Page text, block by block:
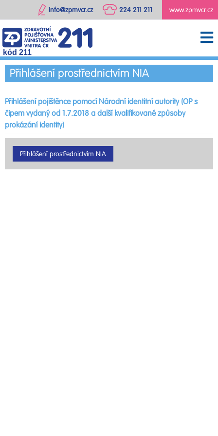
www.zpmvcr.cz
224 211 211
info@zpmvcr.cz
kód 211
Přihlášení prostřednictvím NIA
Přihlášení pojištěnce pomocí Národní identitní autority (OP s
čipem vydaný od 1.7.2018 a další kvalifikované způsoby
prokázání identity)